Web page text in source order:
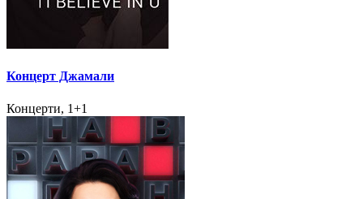
Концерт Джамали
Концерти, 1+1